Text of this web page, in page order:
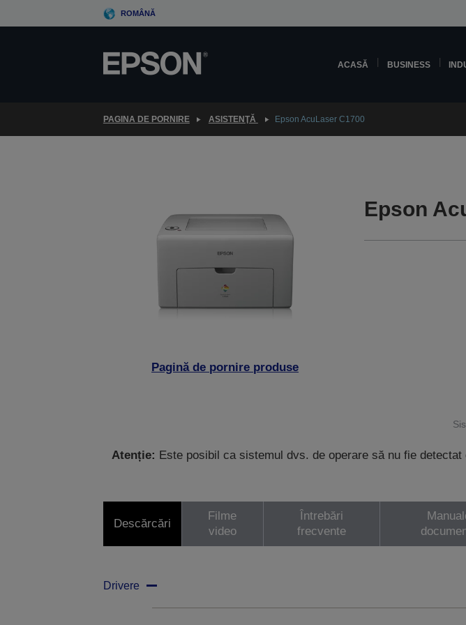
to
ROMÂNĂ
ACASĂ BUSINESS
PAGINA DE PORNIRE ASISTENŢĂ Epson AcuLaser C1700
Pagină de pornire produse
Epson
Atenție: Este posibil ca sistemul dvs. de operare să nu fie
Descărcări
Filme
video
Întrebări
frecvente
Drivere